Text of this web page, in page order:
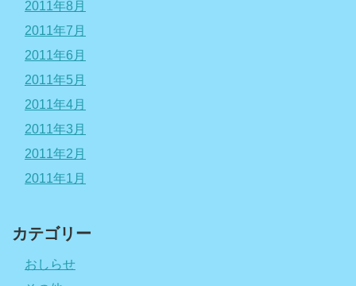
2011年8月
2011年7月
2011年6月
2011年5月
2011年4月
2011年3月
2011年2月
2011年1月
カテゴリー
おしらせ